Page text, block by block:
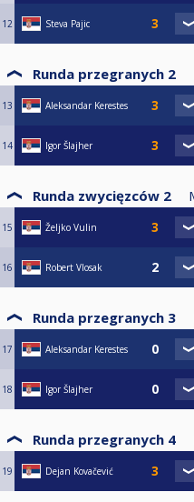
12 Steva Pajic
Runda przegranych 2
13 Aleksandar Kerestes
14 Igor Šlajher
Runda zwycięzców 2
15 Željko Vulin
16 Robert Vlosak
Runda przegranych 3
17 Aleksandar Kerestes
18 Igor Šlajher
Runda przegranych 4
19 Dejan Kovačević